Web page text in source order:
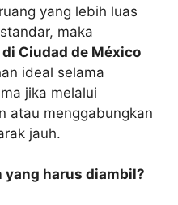
yang lebih luas
maka
Ciudad de México
ideal selama
jika melalui
atau menggabungkan
jauh.
yang harus diambil?